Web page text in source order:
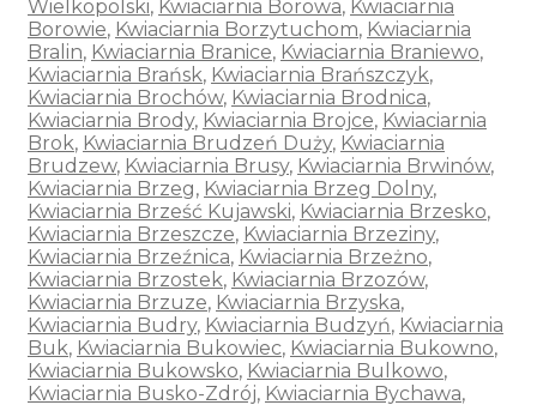
Wielkopolski, Kwiaciarnia Borowa, Kwiaciarnia
Borowie, Kwiaciarnia Borzytuchom, Kwiaciarnia
Bralin, Kwiaciarnia Branice, Kwiaciarnia Braniewo,
Kwiaciarnia Brańsk, Kwiaciarnia Brańszczyk,
Kwiaciarnia Brochów, Kwiaciarnia Brodnica,
Kwiaciarnia Brody, Kwiaciarnia Brojce, Kwiaciarnia
Brok, Kwiaciarnia Brudzeń Duży, Kwiaciarnia
Brudzew, Kwiaciarnia Brusy, Kwiaciarnia Brwinów,
Kwiaciarnia Brzeg, Kwiaciarnia Brzeg Dolny,
Kwiaciarnia Brześć Kujawski, Kwiaciarnia Brzesko,
Kwiaciarnia Brzeszcze, Kwiaciarnia Brzeziny,
Kwiaciarnia Brzeźnica, Kwiaciarnia Brzeżno,
Kwiaciarnia Brzostek, Kwiaciarnia Brzozów,
Kwiaciarnia Brzuze, Kwiaciarnia Brzyska,
Kwiaciarnia Budry, Kwiaciarnia Budzyń, Kwiaciarnia
Buk, Kwiaciarnia Bukowiec, Kwiaciarnia Bukowno,
Kwiaciarnia Bukowsko, Kwiaciarnia Bulkowo,
Kwiaciarnia Busko-Zdrój, Kwiaciarnia Bychawa,